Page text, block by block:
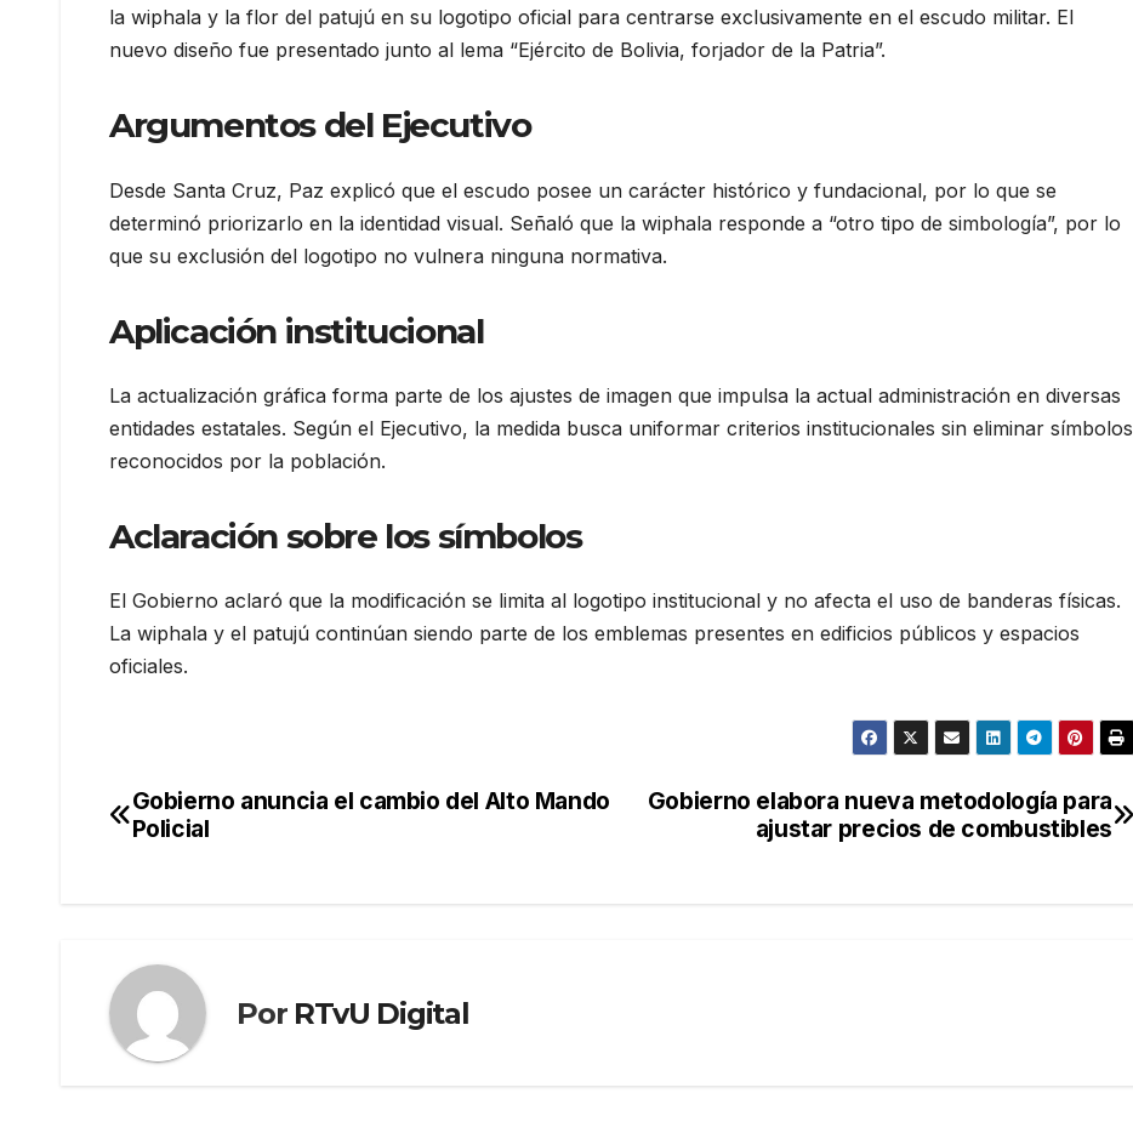
la wiphala y la flor del patujú en su logotipo oficial para centrarse exclusivamente en el escudo militar. El
nuevo diseño fue presentado junto al lema “Ejército de Bolivia, forjador de la Patria”.
Argumentos del Ejecutivo
Desde Santa Cruz, Paz explicó que el escudo posee un carácter histórico y fundacional, por lo que se
determinó priorizarlo en la identidad visual. Señaló que la wiphala responde a “otro tipo de simbología”, por lo
que su exclusión del logotipo no vulnera ninguna normativa.
Aplicación institucional
La actualización gráfica forma parte de los ajustes de imagen que impulsa la actual administración en diversas
entidades estatales. Según el Ejecutivo, la medida busca uniformar criterios institucionales sin eliminar símbolos
reconocidos por la población.
Aclaración sobre los símbolos
El Gobierno aclaró que la modificación se limita al logotipo institucional y no afecta el uso de banderas físicas.
La wiphala y el patujú continúan siendo parte de los emblemas presentes en edificios públicos y espacios
oficiales.
Navegación
Gobierno elabora nueva metodología para
ajustar precios de combustibles
Gobierno anuncia el cambio del Alto Mando
Policial
Por RTvU Digital